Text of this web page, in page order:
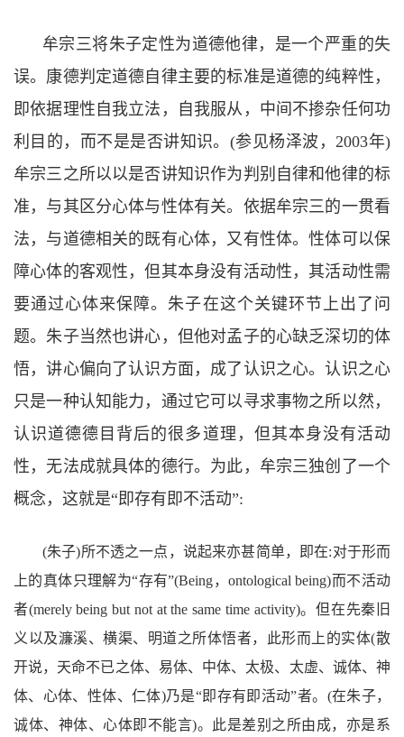
牟宗三将朱子定性为道德他律，是一个严重的失
误。康德判定道德自律主要的标准是道德的纯粹性，
即依据理性自我立法，自我服从，中间不掺杂任何功
利目的，而不是是否讲知识。(参见杨泽波，2003年)
牟宗三之所以以是否讲知识作为判别自律和他律的标
准，与其区分心体与性体有关。依据牟宗三的一贯看
法，与道德相关的既有心体，又有性体。性体可以保
障心体的客观性，但其本身没有活动性，其活动性需
要通过心体来保障。朱子在这个关键环节上出了问
题。朱子当然也讲心，但他对孟子的心缺乏深切的体
悟，讲心偏向了认识方面，成了认识之心。认识之心
只是一种认知能力，通过它可以寻求事物之所以然，
认识道德德目背后的很多道理，但其本身没有活动
性，无法成就具体的德行。为此，牟宗三独创了一个
概念，这就是“即存有即不活动”:
(朱子)所不透之一点，说起来亦甚简单，即在:对于形而
上的真体只理解为“存有”(Being，ontological being)而不活动
者(merely being but not at the same time activity)。但在先秦旧
义以及濂溪、横渠、明道之所体悟者，此形而上的实体(散
开说，天命不已之体、易体、中体、太极、太虚、诚体、神
体、心体、性体、仁体)乃是“即存有即活动”者。 (在朱子，
诚体、神体、心体即不能言)。此是差别之所由成，亦是系